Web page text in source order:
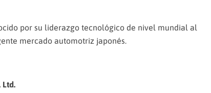
por su liderazgo tecnológico de nivel mundial al
mercado automotriz japonés.
Ltd.